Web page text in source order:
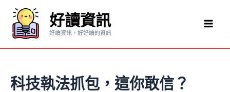
要
好讀資訊
好讀資訊，好好讀的資訊
科技執法抓包，這你敢信？